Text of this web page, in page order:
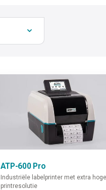
ATP-600 Pro
Industriële labelprinter met extra hoge
printresolutie